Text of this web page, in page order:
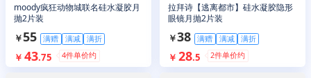
moody疯狂动物城联名硅水凝胶月
抛2片装
￥55 满赠 满减 满折
￥ 43.75 4件单价约
拉拜诗【逃离都市】硅水凝胶隐形
眼镜月抛2片装
￥38 满赠 满减 满折
￥ 28.5 2件单价约